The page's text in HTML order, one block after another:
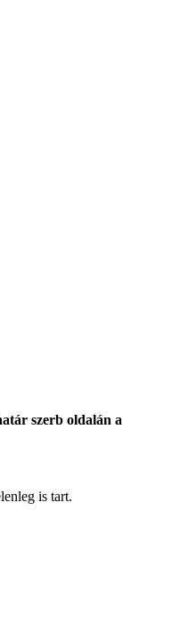
szerb oldalán a
is tart.